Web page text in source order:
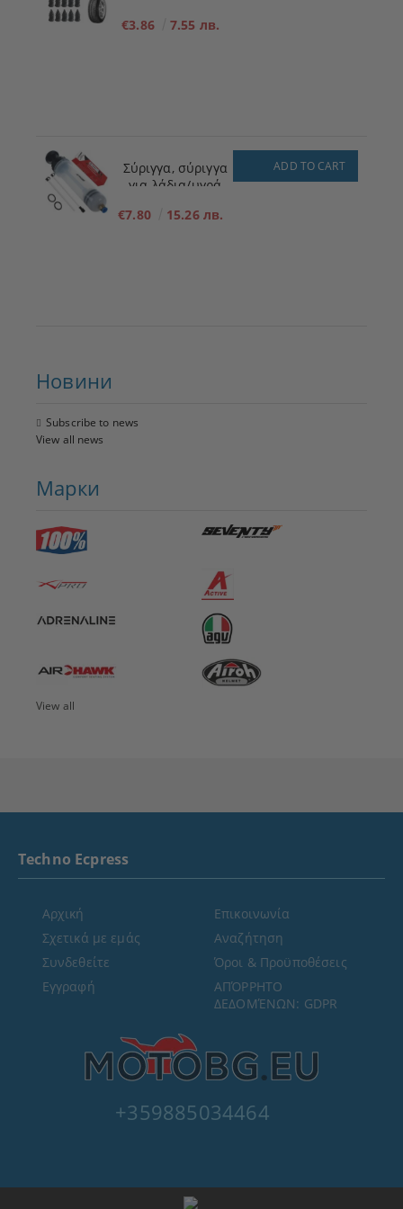
mm x 11,7 mm
€3.86 7.55 лв.
Σύριγγα, σύριγγα
για λάδια/υγρά
€7.80 15.26 лв.
ADD TO CART
Новини
Subscribe to news
View all news
Марки
View all
+359885034464
Techno Ecpress
Αρχική
Σχετικά με εμάς
Συνδεθείτε
Εγγραφή
Επικοινωνία
Αναζήτηση
Όροι & Προϋποθέσεις
ΑΠΌΡΡΗΤΟ
ΔΕΔΟΜΈΝΩΝ: GDPR